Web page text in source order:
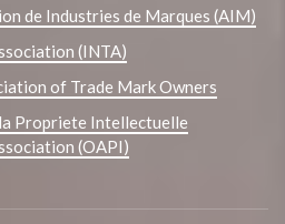
de Industries de Marques (AIM)
(INTA)
of Trade Mark Owners
Propriete Intellectuelle
(OAPI)